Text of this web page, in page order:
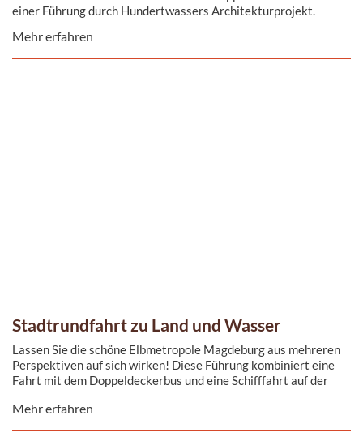
einer Führung durch Hundertwassers Architekturprojekt.
Mehr erfahren
Stadtrundfahrt zu Land und Wasser
Lassen Sie die schöne Elbmetropole Magdeburg aus mehreren
Perspektiven auf sich wirken! Diese Führung kombiniert eine
Fahrt mit dem Doppeldeckerbus und eine Schifffahrt auf der
Mehr erfahren